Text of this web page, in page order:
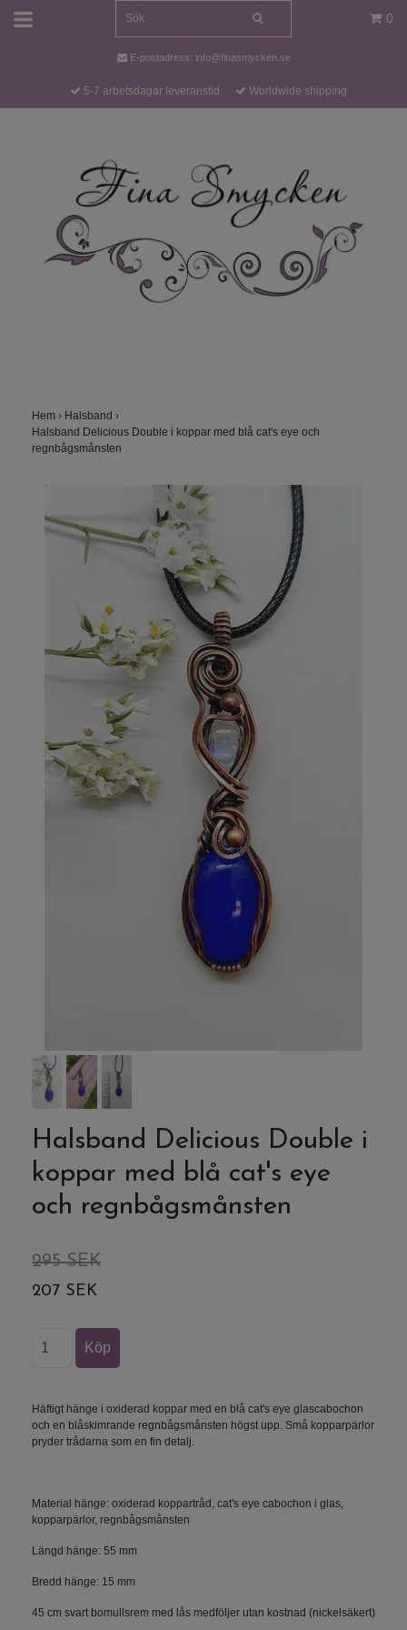
0
E-postadress: info@finasmycken.se
5-7 arbetsdagar leveranstid Worldwide shipping
Hem › Halsband ›
Halsband Delicious Double i koppar med blå cat's eye och
regnbågsmånsten
Halsband Delicious Double i
koppar med blå cat's eye
och regnbågsmånsten
295 SEK
207 SEK
Häftigt hänge i oxiderad koppar med en blå cat's eye glascabochon
och en blåskimrande regnbågsmånsten högst upp. Små kopparpärlor
pryder trådarna som en fin detalj.
Material hänge: oxiderad koppartråd, cat's eye cabochon i glas,
kopparpärlor, regnbågsmånsten
Längd hänge: 55 mm
Bredd hänge: 15 mm
45 cm svart bomullsrem med lås medföljer utan kostnad (nickelsäkert)